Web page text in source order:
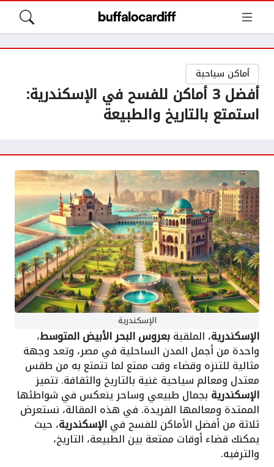
أماكن سياحية
أفضل 3 أماكن للفسح في الإسكندرية:
استمتع بالتاريخ والطبيعة
الإسكندرية
الإسكندرية، الملقبةبعروس البحر الأبيض المتوسط،
واحدة من أجمل المدن الساحلية في مصر، وتعد وجهة
مثالية للتنزه وقضاء وقت ممتع لما تتمتع به من طقس
معتدل ومعالم سياحية غنية بالتاريخ والثقافة. تتميز
الإسكندرية بجمال طبيعي وساحر ينعكس في شواطئها
الممتدة ومعالمها الفريدة. في هذه المقالة، نستعرض
ثلاثة من أفضل الأماكن للفسح فيالإسكندرية، حيث
يمكنك قضاء أوقات ممتعة بين الطبيعة، التاريخ،
والترفيه.